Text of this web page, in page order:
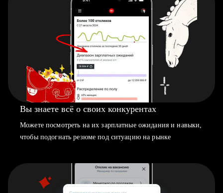
Вы знаете всё о своих конкурентах
Можете посмотреть на их зарплатные ожидания и навыки,
чтобы подогнать резюме под ситуацию на рынке